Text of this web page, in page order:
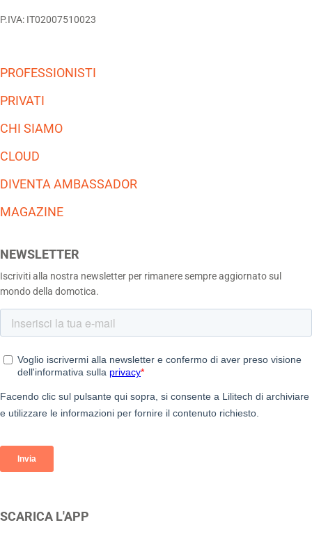
P.IVA: IT02007510023
PROFESSIONISTI
PRIVATI
CHI SIAMO
CLOUD
DIVENTA AMBASSADOR
MAGAZINE
NEWSLETTER
Iscriviti alla nostra newsletter per rimanere sempre aggiornato sul
mondo della domotica.
SCARICA L'APP